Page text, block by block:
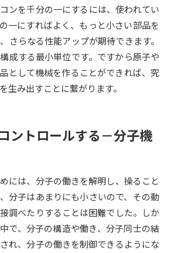
特徴を調べる
集
国際・グローバルに強い大学特
集
奨学金・特待生制度特集
ジ
などを調べる
実施プログラムから探す
ンを千分の一にするには、使われてい
一にすればよく、もっと小さい部品を
さらなる性能アップが期待できます。
成する最小単位です。ですから原子や
として機械を作ることができれば、究
生み出すことに繋がります。
ントロールする－分子機
には、分子の働きを解明し、操ること
分子はあまりにも小さいので、その動
調べたりすることは困難でした。しか
で、分子の構造や働き、分子同士の結
れ、分子の働きを制御できるようにな